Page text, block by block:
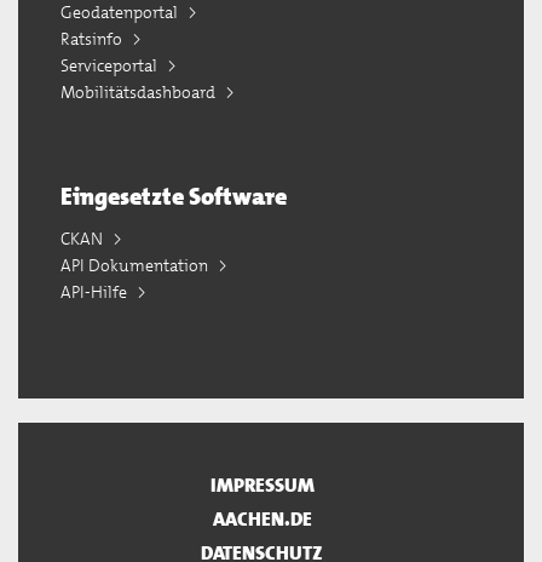
Geodatenportal
Ratsinfo
Serviceportal
Mobilitätsdashboard
Eingesetzte Software
CKAN
API Dokumentation
API-Hilfe
IMPRESSUM
AACHEN.DE
DATENSCHUTZ